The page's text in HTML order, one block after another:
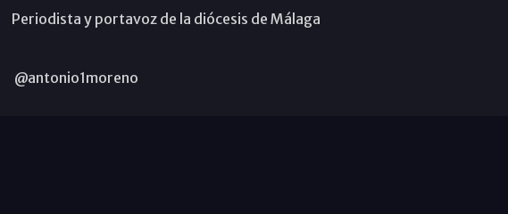
Periodista y portavoz de la diócesis de Málaga
@antonio1moreno